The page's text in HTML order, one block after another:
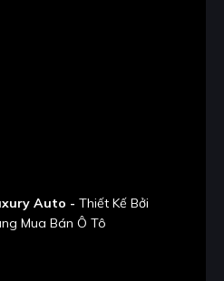
Auto - Thiết Kế Bởi
Mua Bán Ô Tô